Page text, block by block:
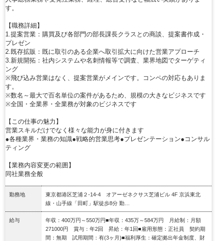
す。
【職務詳細】
1.提案営業：購買及び各部門の部長課長クラスとの商談、提案書作成・
プレゼン
2.既存拡販：既に取引のある企業へ取引拡大に向けた営業アプローチ
3.新規開拓：社内システムや名刺情報等で調査、業界地図でターゲティ
ング
※飛び込み営業はなく、提案営業がメインです。コンペの対応もありま
す。
※数名～最大で百名単位の案件があるため、規模の大きなビジネスです
※全国・全業界・全業務が対象のビジネスです
【この仕事の魅力】
営業スキルだけでなく様々な能力が身に付きます
●各種業界・業務の知識●戦略的営業思考●プレゼンテーション●コンサル
ティング
【業務内容変更の範囲】
同社業務全般
勤務地
東京都港区芝浦２-14-4 オアーゼネクサス芝浦ビル 4F 京浜東北
線・山手線「田町」駅徒歩8分 勤…
給与
年収：400万円～550万円■年収：435万～584万円 月給制：月額
271000円 賞与：年2回 昇給：年1回■雇用形態：正社員 契約期
間：無期 試用期間：有(3ヶ月)■福利厚生：確定拠出年金制度、財